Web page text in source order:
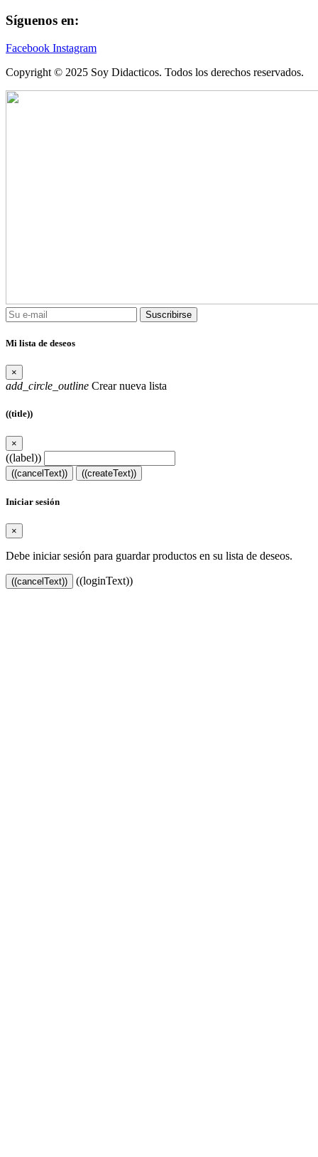
Síguenos en:
Facebook Instagram
Copyright © 2025 Soy Didacticos. Todos los derechos reservados.
Suscribirse
Mi lista de deseos
×
add_circle_outline Crear nueva lista
((title))
×
((label))
((cancelText)) ((createText))
Iniciar sesión
×
Debe iniciar sesión para guardar productos en su lista de deseos.
((cancelText)) ((loginText))